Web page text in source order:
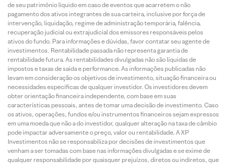
de seu patrimônio líquido em caso de eventos que acarretem o não
pagamento dos ativos integrantes de sua carteira, inclusive por força de
intervenção, liquidação, regime de administração temporária, falência,
recuperação judicial ou extrajudicial dos emissores responsáveis pelos
ativos do fundo. Para informações e dúvidas, favor contatar seu agente de
investimentos. Rentabilidade passada não representa garantia de
rentabilidade futura. As rentabilidades divulgadas não são líquidas de
impostos e taxas de saída e performance. As informações publicadas não
levam em consideração os objetivos de investimento, situação financeira ou
necessidades específicas de qualquer investidor. Os investidores devem
obter orientação financeira independente, com base em suas
características pessoais, antes de tomar uma decisão de investimento. Caso
os ativos, operações, fundos e/ou instrumentos financeiros sejam expressos
em uma moeda que não a do investidor, qualquer alteração na taxa de câmbio
pode impactar adversamente o preço, valor ou rentabilidade. A XP
Investimentos não se responsabiliza por decisões de investimentos que
venham a ser tomadas com base nas informações divulgadas e se exime de
qualquer responsabilidade por quaisquer prejuízos, diretos ou indiretos, que